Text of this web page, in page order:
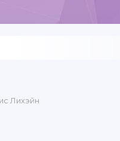
Лихэйн